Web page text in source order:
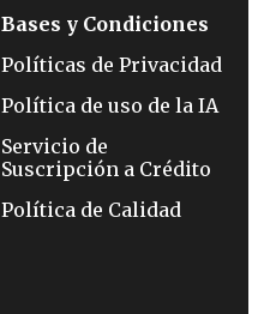
Bases y Condiciones
Políticas de Privacidad
Política de uso de la IA
Servicio de
Suscripción a Crédito
Política de Calidad